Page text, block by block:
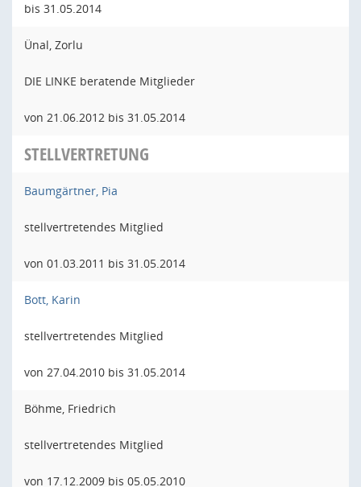
bis 31.05.2014
Ünal, Zorlu
DIE LINKE beratende Mitglieder
von 21.06.2012 bis 31.05.2014
STELLVERTRETUNG
Baumgärtner, Pia
stellvertretendes Mitglied
von 01.03.2011 bis 31.05.2014
Bott, Karin
stellvertretendes Mitglied
von 27.04.2010 bis 31.05.2014
Böhme, Friedrich
stellvertretendes Mitglied
von 17.12.2009 bis 05.05.2010